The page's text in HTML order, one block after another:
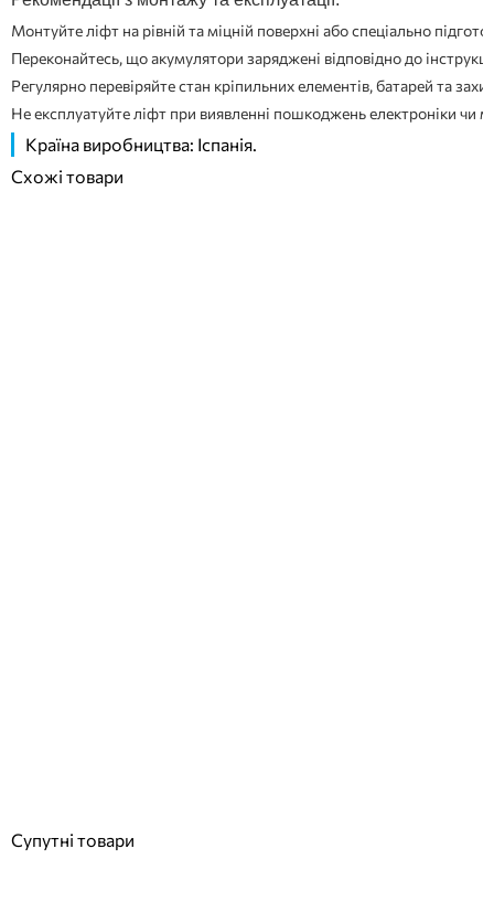
Монтуйте ліфт на рівній та міцній поверхні або спеціально
Переконайтесь, що акумулятори заряджені відповідно до
Регулярно перевіряйте стан кріпильних елементів, батарей та
Не експлуатуйте ліфт при виявленні пошкоджень електроніки чи
Країна виробництва: Іспанія.
Схожі товари
Супутні товари